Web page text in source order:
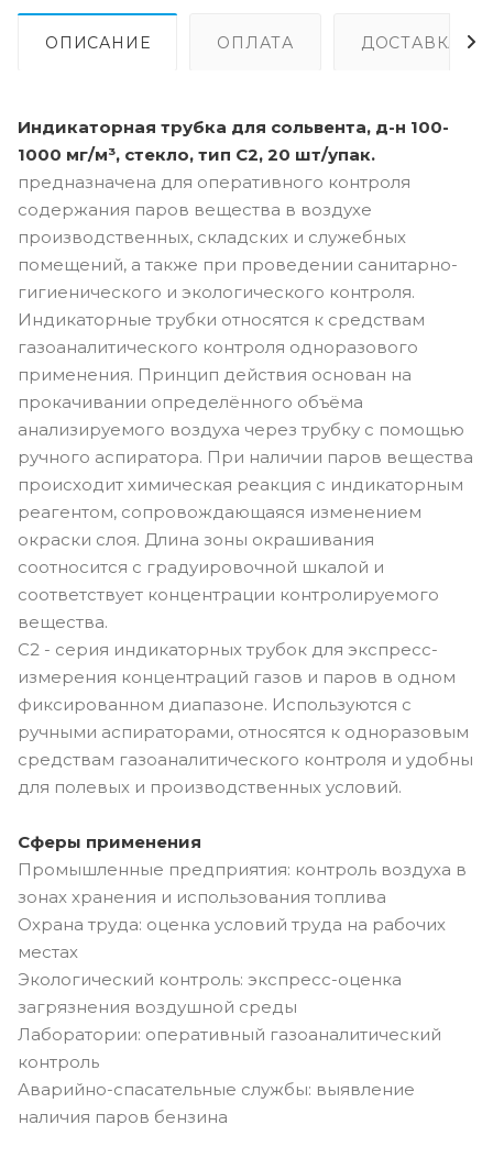
ОПИСАНИЕ ОПЛАТА ДОСТАВКА
Индикаторная трубка для сольвента, д-н 100-
1000 мг/м³, стекло, тип С2, 20 шт/упак.
предназначена для оперативного контроля
содержания паров вещества в воздухе
производственных, складских и служебных
помещений, а также при проведении санитарно-
гигиенического и экологического контроля.
Индикаторные трубки относятся к средствам
газоаналитического контроля одноразового
применения. Принцип действия основан на
прокачивании определённого объёма
анализируемого воздуха через трубку с помощью
ручного аспиратора. При наличии паров вещества
происходит химическая реакция с индикаторным
реагентом, сопровождающаяся изменением
окраски слоя. Длина зоны окрашивания
соотносится с градуировочной шкалой и
соответствует концентрации контролируемого
вещества.
С2 - серия индикаторных трубок для экспресс-
измерения концентраций газов и паров в одном
фиксированном диапазоне. Используются с
ручными аспираторами, относятся к одноразовым
средствам газоаналитического контроля и удобны
для полевых и производственных условий.
Сферы применения
Промышленные предприятия: контроль воздуха в
зонах хранения и использования топлива
Охрана труда: оценка условий труда на рабочих
местах
Экологический контроль: экспресс-оценка
загрязнения воздушной среды
Лаборатории: оперативный газоаналитический
контроль
Аварийно-спасательные службы: выявление
наличия паров бензина